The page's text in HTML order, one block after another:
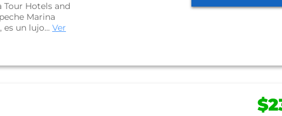
Tour Hotels and
Marina
un lujo... Ver